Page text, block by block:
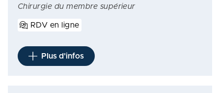
Chirurgie du membre supérieur
RDV en ligne
Plus d'infos